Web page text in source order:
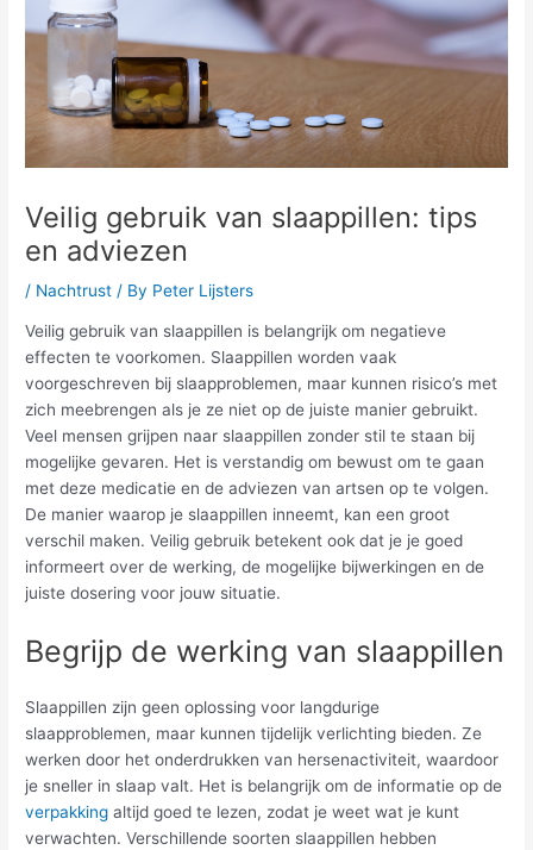
Veilig gebruik van slaappillen: tips
en adviezen
/ Nachtrust / By Peter Lijsters
Veilig gebruik van slaappillen is belangrijk om negatieve
effecten te voorkomen. Slaappillen worden vaak
voorgeschreven bij slaapproblemen, maar kunnen risico’s met
zich meebrengen als je ze niet op de juiste manier gebruikt.
Veel mensen grijpen naar slaappillen zonder stil te staan bij
mogelijke gevaren. Het is verstandig om bewust om te gaan
met deze medicatie en de adviezen van artsen op te volgen.
De manier waarop je slaappillen inneemt, kan een groot
verschil maken. Veilig gebruik betekent ook dat je je goed
informeert over de werking, de mogelijke bijwerkingen en de
juiste dosering voor jouw situatie.
Begrijp de werking van slaappillen
Slaappillen zijn geen oplossing voor langdurige
slaapproblemen, maar kunnen tijdelijk verlichting bieden. Ze
werken door het onderdrukken van hersenactiviteit, waardoor
je sneller in slaap valt. Het is belangrijk om de informatie op de
verpakkingaltijd goed te lezen, zodat je weet wat je kunt
verwachten. Verschillende soorten slaappillen hebben